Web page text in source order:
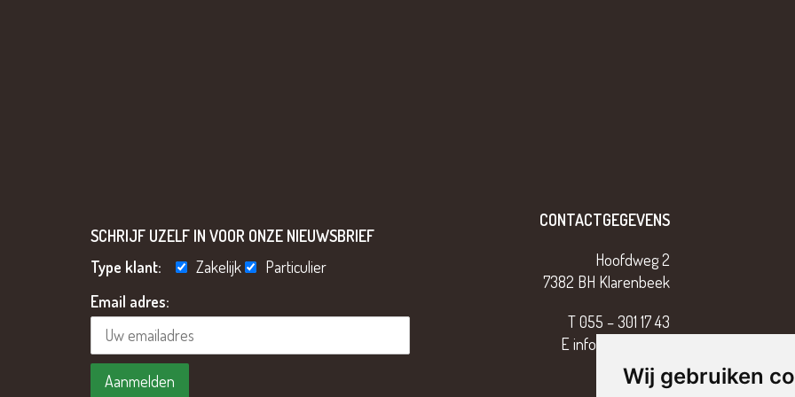
Wij gebruiken
SCHRIJF UZELF IN VOOR ONZE NIEUWSBRIEF
Type klant:
Zakelijk
Particulier
Email adres:
CONTACTGEGEVENS
Hoofdweg 2
7382 BH Klarenbeek
T055 – 301 17 43
Einfo@tterriele.nl